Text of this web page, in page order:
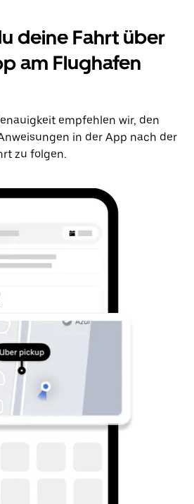
deine Fahrt über
am Flughafen
empfehlen wir, den
in der App nach der
zu folgen.